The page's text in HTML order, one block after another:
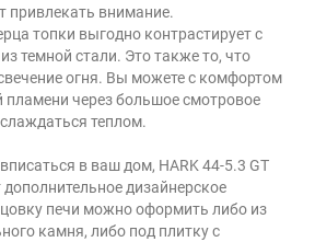
привлекать внимание.
топки выгодно контрастирует с
темной стали. Это также то, что
огня. Вы можете с комфортом
пламени через большое смотровое
теплом.
в ваш дом, HARK 44-5.3 GT
дополнительное дизайнерское
печи можно оформить либо из
камня, либо под плитку с